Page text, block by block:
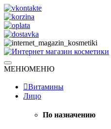
Skip
to
content
Интернет магазин
Натуральная косметика
МЕНЮМЕНЮ
Витамины
Лицо
По назначению